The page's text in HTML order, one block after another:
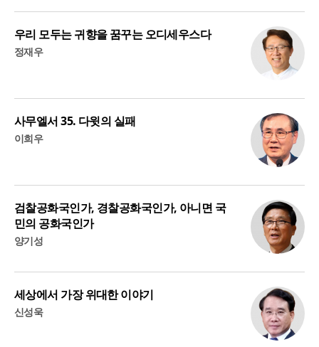
우리 모두는 귀향을 꿈꾸는 오디세우스다
정재우
사무엘서 35. 다윗의 실패
이희우
검찰공화국인가, 경찰공화국인가, 아니면 국
민의 공화국인가
양기성
세상에서 가장 위대한 이야기
신성욱